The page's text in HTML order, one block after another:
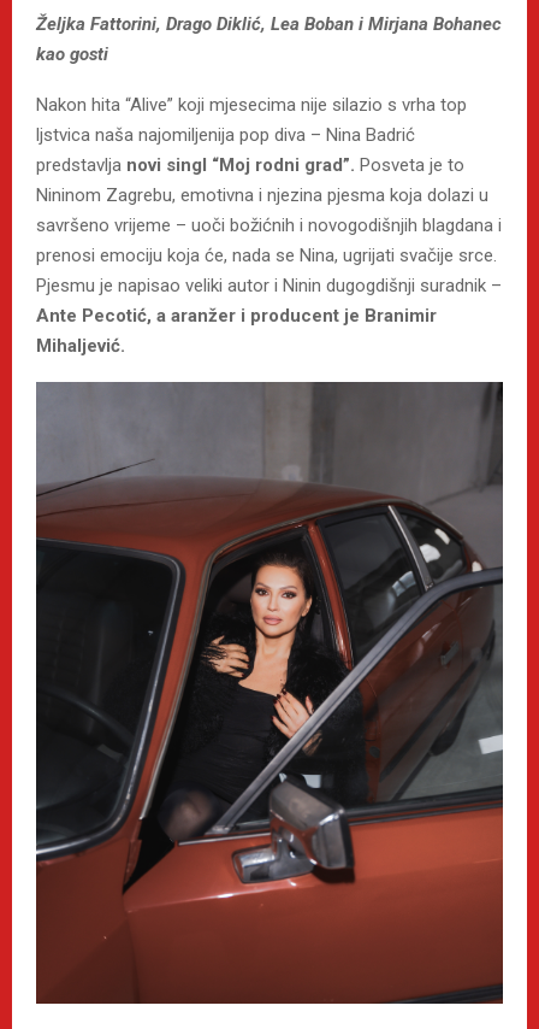
Željka Fattorini, Drago Diklić, Lea Boban i Mirjana Bohanec
kao gosti
Nakon hita “Alive” koji mjesecima nije silazio s vrha top
ljstvica naša najomiljenija pop diva – Nina Badrić
predstavlja novi singl “Moj rodni grad”. Posveta je to
Nininom Zagrebu, emotivna i njezina pjesma koja dolazi u
savršeno vrijeme – uoči božićnih i novogodišnjih blagdana i
prenosi emociju koja će, nada se Nina, ugrijati svačije srce.
Pjesmu je napisao veliki autor i Ninin dugogdišnji suradnik –
Ante Pecotić, a aranžer i producent je Branimir
Mihaljević.